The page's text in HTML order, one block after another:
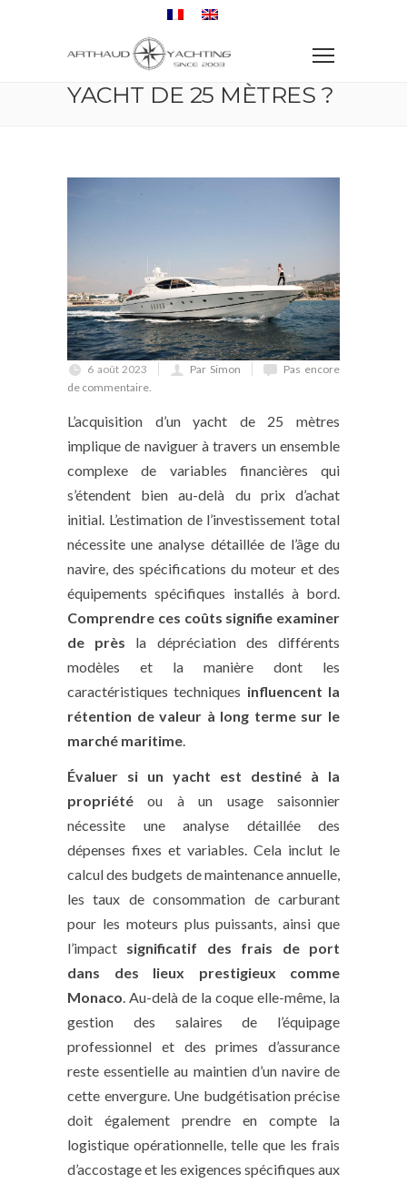
Quel est le prix d’un yacht de 25 mètres ?
QUEL EST LE PRIX D’UN
YACHT DE 25 MÈTRES ?
6 août 2023 Par Simon
Pas encore
de commentaire.
L’acquisition d’un yacht de 25 mètres
implique de naviguer à travers un ensemble
complexe de variables financières qui
s’étendent bien au-delà du prix d’achat
initial. L’estimation de l’investissement total
nécessite une analyse détaillée de l’âge du
navire, des spécifications du moteur et des
équipements spécifiques installés à bord.
Comprendre ces coûts signifie examiner
de près la dépréciation des différents
modèles et la manière dont les
caractéristiques techniques influencent la
rétention de valeur à long terme sur le
marché maritime.
Évaluer si un yacht est destiné à la
propriété ou à un usage saisonnier
nécessite une analyse détaillée des
dépenses fixes et variables. Cela inclut le
calcul des budgets de maintenance annuelle,
les taux de consommation de carburant
pour les moteurs plus puissants, ainsi que
l’impact significatif des frais de port
dans des lieux prestigieux comme
Monaco. Au-delà de la coque elle-même, la
gestion des salaires de l’équipage
professionnel et des primes d’assurance
reste essentielle au maintien d’un navire de
cette envergure. Une budgétisation précise
doit également prendre en compte la
logistique opérationnelle, telle que les frais
d’accostage et les exigences spécifiques aux